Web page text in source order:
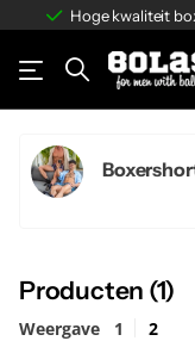
Hoge kwaliteit
Producten (1)
Weergave 1 2